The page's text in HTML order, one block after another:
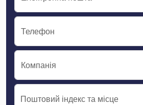
Телефон
Компанія
Поштовий індекс та місце